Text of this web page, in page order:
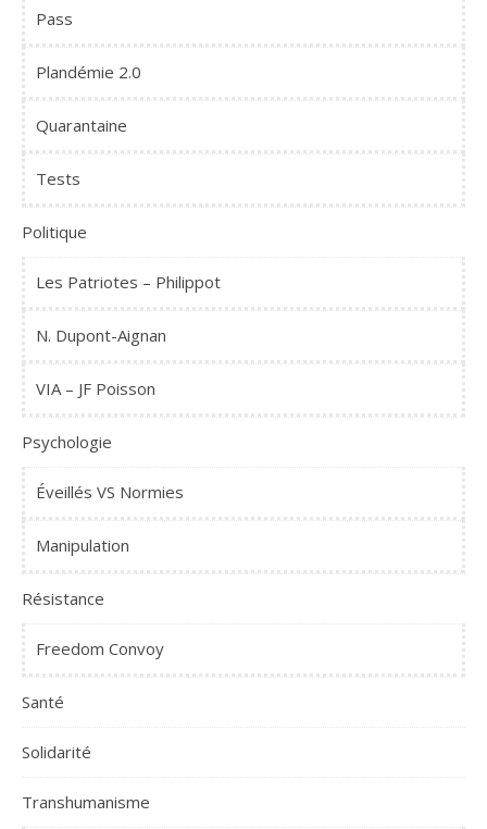
Pass
Plandémie 2.0
Quarantaine
Tests
Politique
Les Patriotes – Philippot
N. Dupont-Aignan
VIA – JF Poisson
Psychologie
Éveillés VS Normies
Manipulation
Résistance
Freedom Convoy
Santé
Solidarité
Transhumanisme